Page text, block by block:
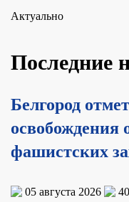
Актуально
Последние
Белгород
освобождения
фашистских
05 августа 2026